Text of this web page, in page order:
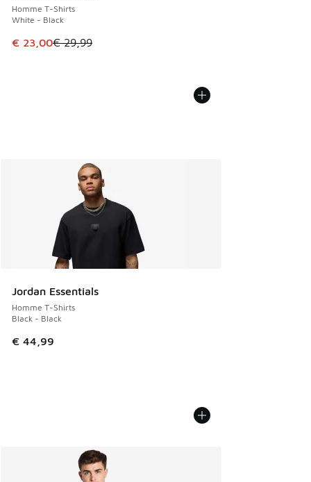
Homme T-Shirts
White - Black
Cet article est en promotion. Prix en baisse de € 29,99 à
€ 23,00€ 29,99
Jordan Essentials
Homme T-Shirts
Black - Black
€ 44,99